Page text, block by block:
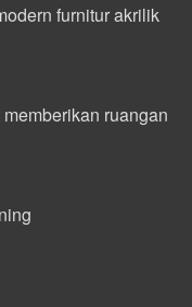
furnitur akrilik
ruangan